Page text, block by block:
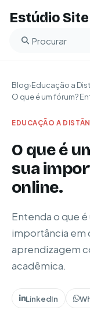
Estúdio Site
Buscar no blog
Blog›Educação a
O que é um fórum?
EDUCAÇÃO A
O que é
sua
online.
Entenda o que
importância em
aprendizagem
acadêmica.
LinkedIn